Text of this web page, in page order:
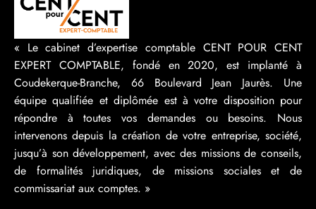
« Le cabinet d’expertise comptable CENT POUR CENT
EXPERT COMPTABLE, fondé en 2020, est implanté à
Coudekerque-Branche, 66 Boulevard Jean Jaurès. Une
équipe qualifiée et diplômée est à votre disposition pour
répondre à toutes vos demandes ou besoins. Nous
intervenons depuis la création de votre entreprise, société,
jusqu’à son développement, avec des missions de conseils,
de formalités juridiques, de missions sociales et de
commissariat aux comptes. »